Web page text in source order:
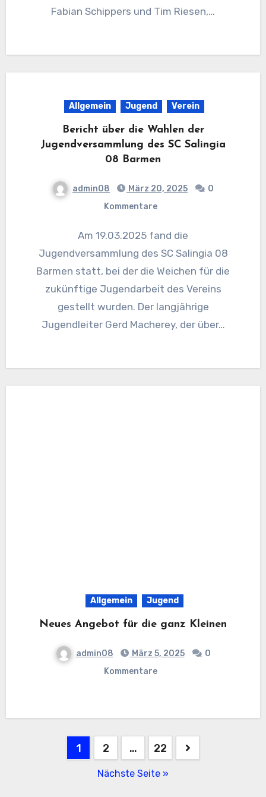
Fabian Schippers und Tim Riesen,…
Allgemein Jugend Verein
Bericht über die Wahlen der
Jugendversammlung des SC Salingia
08 Barmen
admin08 März 20, 2025
0
Kommentare
Am 19.03.2025 fand die
Jugendversammlung des SC Salingia 08
Barmen statt, bei der die Weichen für die
zukünftige Jugendarbeit des Vereins
gestellt wurden. Der langjährige
Jugendleiter Gerd Macherey, der über…
Allgemein Jugend
Neues Angebot für die ganz Kleinen
admin08 März 5, 2025
0
Kommentare
Beitragsnavigation
1 2 … 22
Nächste Seite »